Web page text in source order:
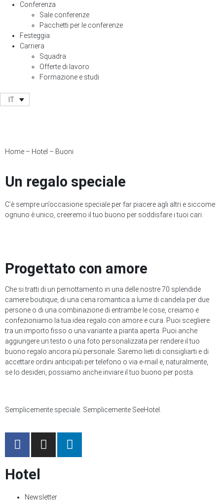
Conferenza
Sale conferenze
Pacchetti per le conferenze
Festeggia
Carriera
Squadra
Offerte di lavoro
Formazione e studi
IT
Home – Hotel – Buoni
Un regalo speciale
C’è sempre un’occasione speciale per far piacere agli altri e siccome
ognuno è unico, creeremo il tuo buono per soddisfare i tuoi cari.
Progettato con amore
Che si tratti di un pernottamento in una delle nostre 70 splendide
camere boutique, di una cena romantica a lume di candela per due
persone o di una combinazione di entrambe le cose, creiamo e
confezioniamo la tua idea regalo con amore e cura. Puoi scegliere
tra un importo fisso o una variante a pianta aperta. Puoi anche
aggiungere un testo o una foto personalizzata per rendere il tuo
buono regalo ancora più personale. Saremo lieti di consigliarti e di
accettare ordini anticipati per telefono o via e-mail e, naturalmente,
se lo desideri, possiamo anche inviare il tuo buono per posta.
Semplicemente speciale. Semplicemente SeeHotel.
Hotel
Newsletter